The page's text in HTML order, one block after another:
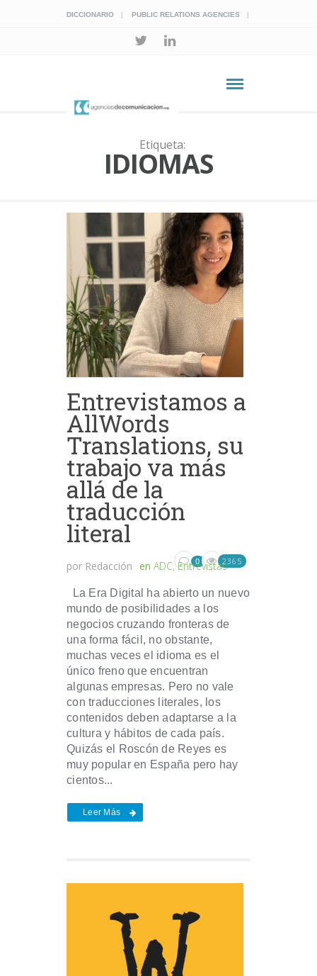
DICCIONARIO PUBLIC RELATIONS AGENCIES
Etiqueta:
IDIOMAS
Entrevistamos a
AllWords
Translations, su
trabajo va más
allá de la
traducción
literal
por Redacción en ADC,Entrevistas
0 2365
La Era Digital ha abierto un nuevo
mundo de posibilidades a los
negocios cruzando fronteras de
una forma fácil, no obstante,
muchas veces el idioma es el
único freno que encuentran
algunas empresas. Pero no vale
con traducciones literales, los
contenidos deben adaptarse a la
cultura y hábitos de cada país.
Quizás el Roscón de Reyes es
muy popular en España pero hay
cientos...
Leer Más